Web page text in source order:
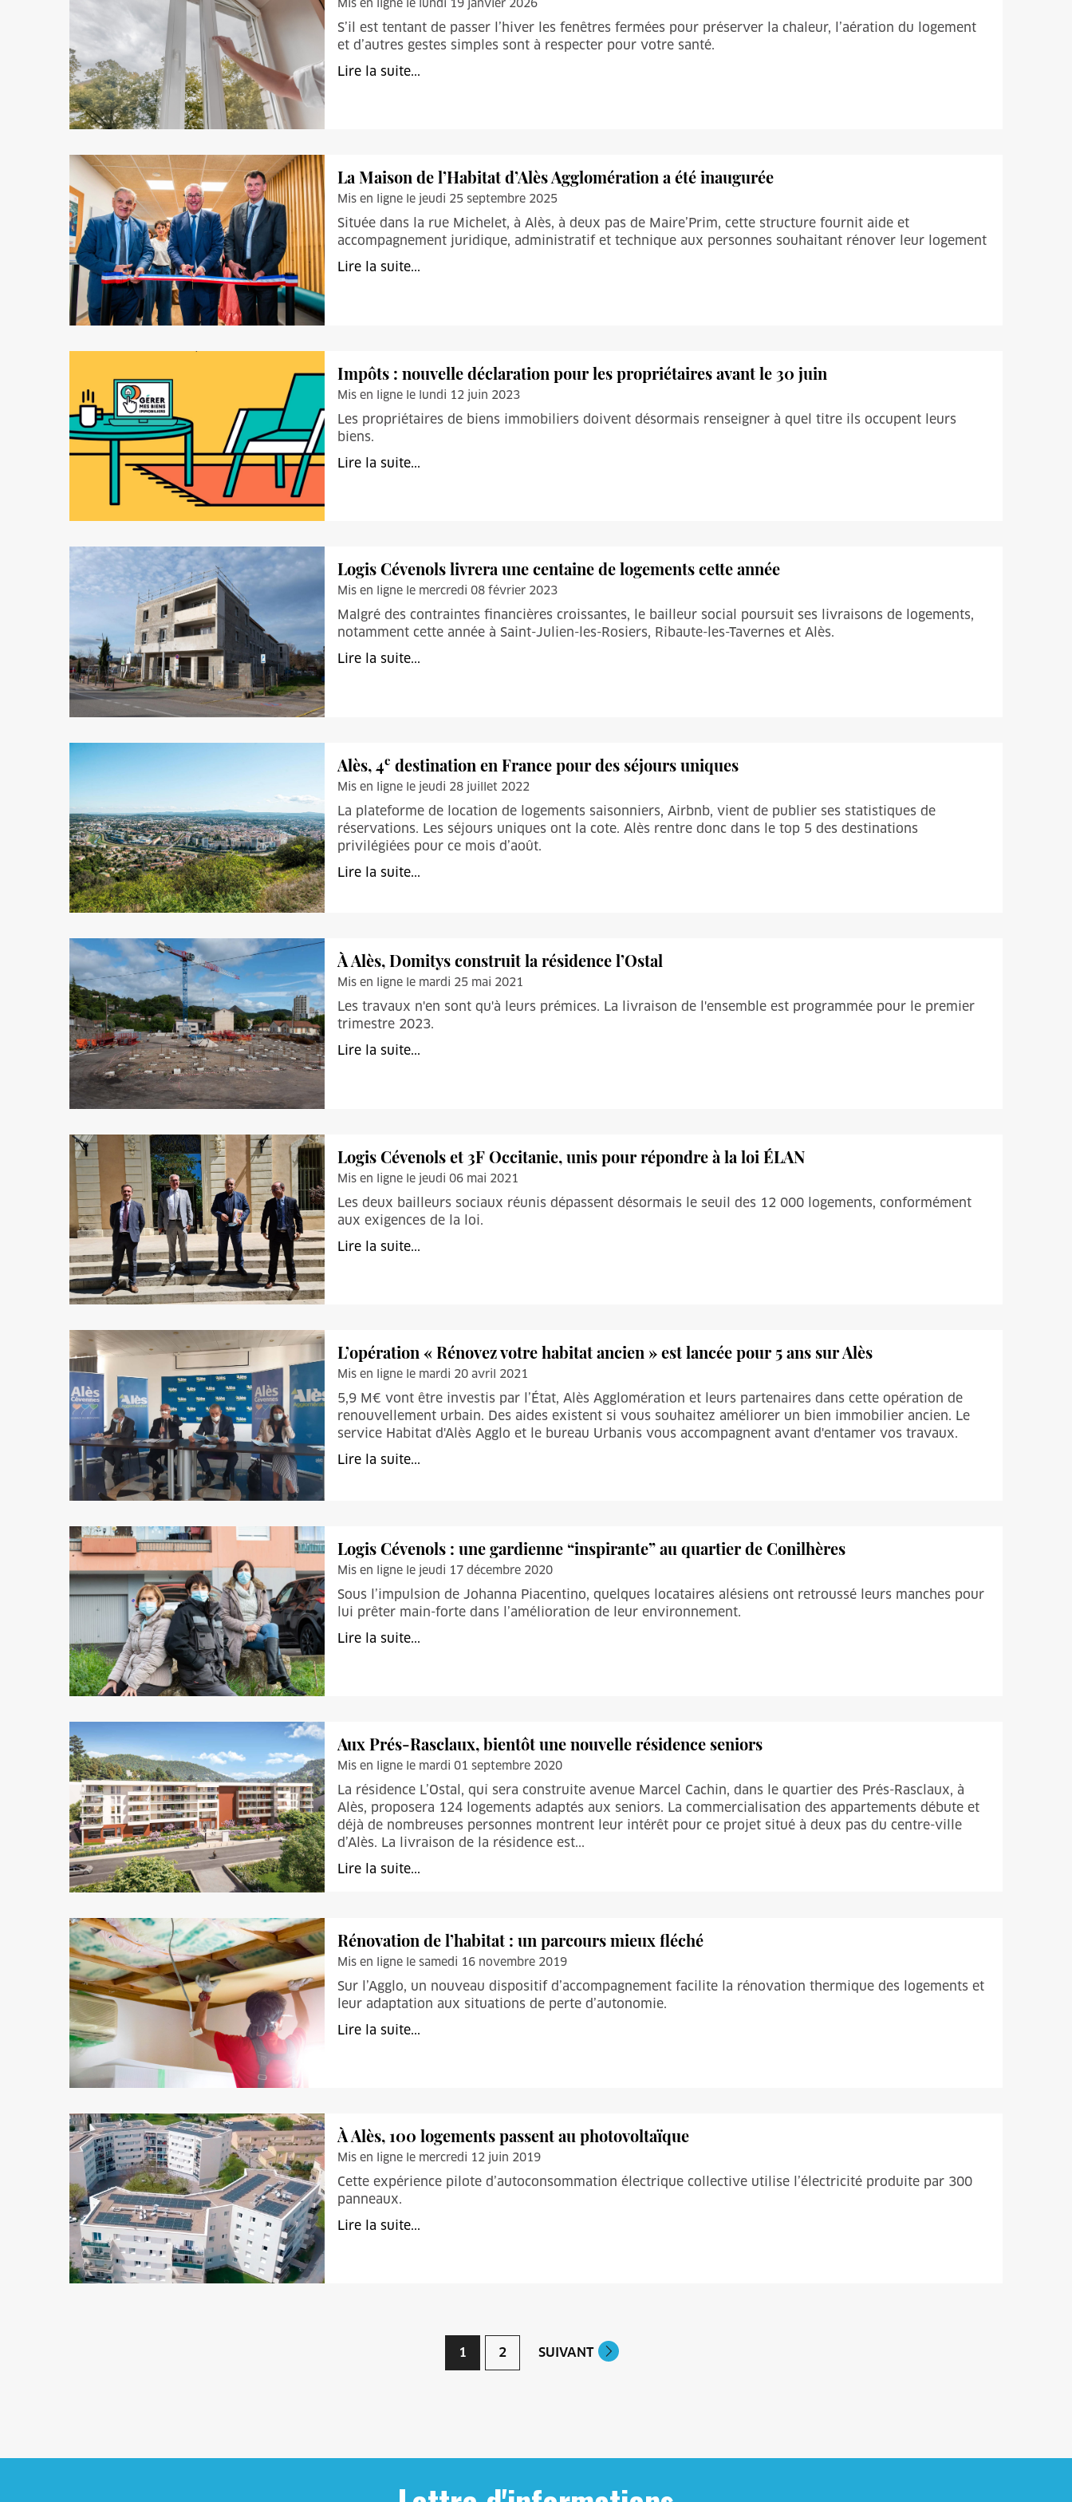
Mis en ligne le lundi 19 janvier 2026
S’il est tentant de passer l’hiver les fenêtres fermées pour préserver la chaleur, l’aération du logement
et d’autres gestes simples sont à respecter pour votre santé.
Lire la suite...
La Maison de l’Habitat d’Alès Agglomération a été inaugurée
Mis en ligne le jeudi 25 septembre 2025
Située dans la rue Michelet, à Alès, à deux pas de Maire’Prim, cette structure fournit aide et
accompagnement juridique, administratif et technique aux personnes souhaitant rénover leur logement
Lire la suite...
Impôts : nouvelle déclaration pour les propriétaires avant le 30 juin
Mis en ligne le lundi 12 juin 2023
Les propriétaires de biens immobiliers doivent désormais renseigner à quel titre ils occupent leurs
biens.
Lire la suite...
Logis Cévenols livrera une centaine de logements cette année
Mis en ligne le mercredi 08 février 2023
Malgré des contraintes financières croissantes, le bailleur social poursuit ses livraisons de logements,
notamment cette année à Saint-Julien-les-Rosiers, Ribaute-les-Tavernes et Alès.
Lire la suite...
Alès, 4e destination en France pour des séjours uniques
Mis en ligne le jeudi 28 juillet 2022
La plateforme de location de logements saisonniers, Airbnb, vient de publier ses statistiques de
réservations. Les séjours uniques ont la cote. Alès rentre donc dans le top 5 des destinations
privilégiées pour ce mois d’août.
Lire la suite...
À Alès, Domitys construit la résidence l’Ostal
Mis en ligne le mardi 25 mai 2021
Les travaux n'en sont qu'à leurs prémices. La livraison de l'ensemble est programmée pour le premier
trimestre 2023.
Lire la suite...
Logis Cévenols et 3F Occitanie, unis pour répondre à la loi ÉLAN
Mis en ligne le jeudi 06 mai 2021
Les deux bailleurs sociaux réunis dépassent désormais le seuil des 12 000 logements, conformément
aux exigences de la loi.
Lire la suite...
L’opération « Rénovez votre habitat ancien » est lancée pour 5 ans sur Alès
Mis en ligne le mardi 20 avril 2021
5,9 M€ vont être investis par l’État, Alès Agglomération et leurs partenaires dans cette opération de
renouvellement urbain. Des aides existent si vous souhaitez améliorer un bien immobilier ancien. Le
service Habitat d'Alès Agglo et le bureau Urbanis vous accompagnent avant d'entamer vos travaux.
Lire la suite...
Logis Cévenols : une gardienne “inspirante” au quartier de Conilhères
Mis en ligne le jeudi 17 décembre 2020
Sous l’impulsion de Johanna Piacentino, quelques locataires alésiens ont retroussé leurs manches pour
lui prêter main-forte dans l’amélioration de leur environnement.
Lire la suite...
Aux Prés-Rasclaux, bientôt une nouvelle résidence seniors
Mis en ligne le mardi 01 septembre 2020
La résidence L’Ostal, qui sera construite avenue Marcel Cachin, dans le quartier des Prés-Rasclaux, à
Alès, proposera 124 logements adaptés aux seniors. La commercialisation des appartements débute et
déjà de nombreuses personnes montrent leur intérêt pour ce projet situé à deux pas du centre-ville
d’Alès. La livraison de la résidence est...
Lire la suite...
Rénovation de l’habitat : un parcours mieux fléché
Mis en ligne le samedi 16 novembre 2019
Sur l’Agglo, un nouveau dispositif d’accompagnement facilite la rénovation thermique des logements et
leur adaptation aux situations de perte d’autonomie.
Lire la suite...
À Alès, 100 logements passent au photovoltaïque
Mis en ligne le mercredi 12 juin 2019
Cette expérience pilote d’autoconsommation électrique collective utilise l’électricité produite par 300
panneaux.
Lire la suite...
1 2 SUIVANT